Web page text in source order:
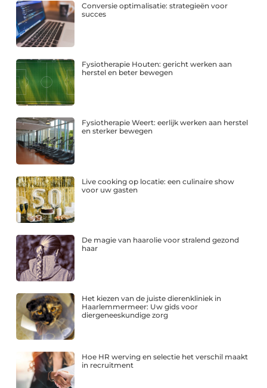
Conversie optimalisatie: strategieën voor
succes
Fysiotherapie Houten: gericht werken aan
herstel en beter bewegen
Fysiotherapie Weert: eerlijk werken aan herstel
en sterker bewegen
Live cooking op locatie: een culinaire show
voor uw gasten
De magie van haarolie voor stralend gezond
haar
Het kiezen van de juiste dierenkliniek in
Haarlemmermeer: Uw gids voor
diergeneeskundige zorg
Hoe HR werving en selectie het verschil maakt
in recruitment